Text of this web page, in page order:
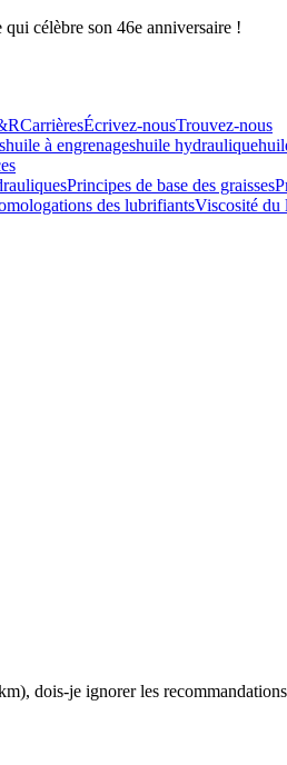
célèbre son 46e anniversaire !
CarrièresÉcrivez-nousTrouvez-nous
huile à engrenageshuile hydraulique
Principes de base des graisses
des lubrifiantsViscosité du
dois-je ignorer les